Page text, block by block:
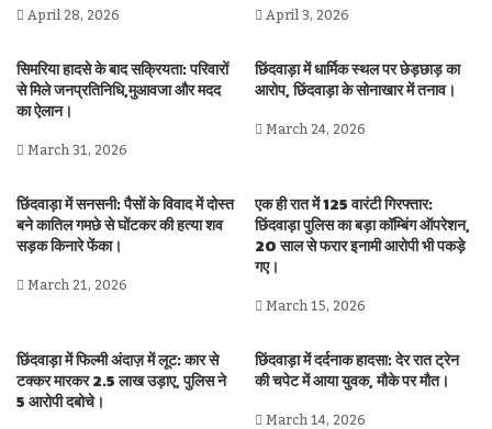
April 28, 2026 April 3, 2026
सिमरिया हादसे के बाद सक्रियता: परिवारों
से मिले जनप्रतिनिधि,मुआवजा और मदद
का ऐलान।
March 31, 2026
छिंदवाड़ा में धार्मिक स्थल पर छेड़छाड़ का
आरोप, छिंदवाड़ा के सोनाखार में तनाव।
March 24, 2026
छिंदवाड़ा में सनसनी: पैसों के विवाद में दोस्त
बने कातिल गमछे से घोंटकर की हत्या शव
सड़क किनारे फेंका।
March 21, 2026
एक ही रात में 125 वारंटी गिरफ्तार:
छिंदवाड़ा पुलिस का बड़ा कॉम्बिंग ऑपरेशन,
20 साल से फरार इनामी आरोपी भी पकड़े
गए।
March 15, 2026
छिंदवाड़ा में फिल्मी अंदाज़ में लूट: कार से
टक्कर मारकर 2.5 लाख उड़ाए, पुलिस ने
5 आरोपी दबोचे।
छिंदवाड़ा में दर्दनाक हादसा: देर रात ट्रेन
की चपेट में आया युवक, मौके पर मौत।
March 14, 2026